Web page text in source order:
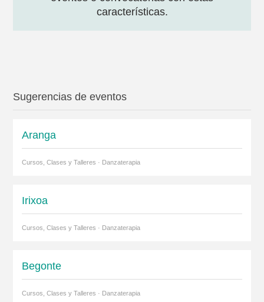
características.
Sugerencias de eventos
Aranga
Cursos, Clases y Talleres · Danzaterapia
Irixoa
Cursos, Clases y Talleres · Danzaterapia
Begonte
Cursos, Clases y Talleres · Danzaterapia